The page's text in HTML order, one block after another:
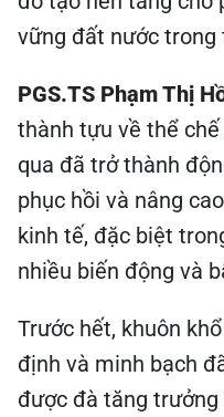
vững đất nước trong
PGS.TS Phạm Thị
thành tựu về thể
qua đã trở thành
phục hồi và nâng
kinh tế, đặc biệt
nhiều biến động và
Trước hết, khuôn
định và minh bạch
được đà tăng trưởng